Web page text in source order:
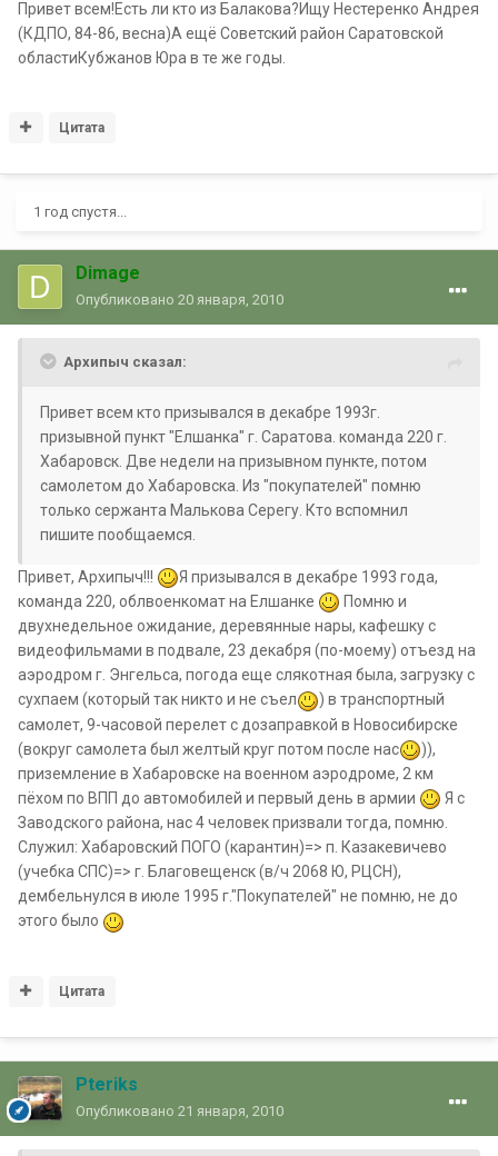
Привет всем!Есть ли кто из Балакова?Ищу Нестеренко Андрея
(КДПО, 84-86, весна)А ещё Советский район Саратовской
областиКубжанов Юра в те же годы.
Цитата
1 год спустя...
Dimage
Опубликовано 20 января, 2010
Архипыч сказал:
Привет всем кто призывался в декабре 1993г.
призывной пункт "Елшанка" г. Саратова. команда 220 г.
Хабаровск. Две недели на призывном пункте, потом
самолетом до Хабаровска. Из "покупателей" помню
только сержанта Малькова Серегу. Кто вспомнил
пишите пообщаемся.
Привет, Архипыч!!!
Я призывался в декабре 1993 года,
команда 220, облвоенкомат на Елшанке
Помню и
двухнедельное ожидание, деревянные нары, кафешку с
видеофильмами в подвале, 23 декабря (по-моему) отъезд на
аэродром г. Энгельса, погода еще слякотная была, загрузку с
сухпаем (который так никто и не съел
) в транспортный
самолет, 9-часовой перелет с дозаправкой в Новосибирске
(вокруг самолета был желтый круг потом после нас
)),
приземление в Хабаровске на военном аэродроме, 2 км
пёхом по ВПП до автомобилей и первый день в армии
Я с
Заводского района, нас 4 человек призвали тогда, помню.
Служил: Хабаровский ПОГО (карантин)=> п. Казакевичево
(учебка СПС)=> г. Благовещенск (в/ч 2068 Ю, РЦСН),
дембельнулся в июле 1995 г."Покупателей" не помню, не до
этого было
Цитата
Pteriks
Опубликовано 21 января, 2010